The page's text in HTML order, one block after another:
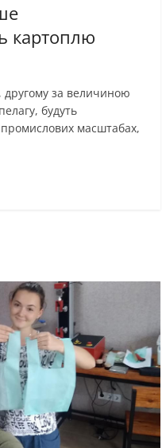
картоплю
другому за величиною
будуть
масштабах,